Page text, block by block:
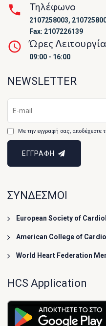
Τηλέφωνο
2107258003,
Fax: 2107226139
Ώρες
09:00 - 16:00
NEWSLETTER
Με την εγγραφή σας, αποδέχεστε
ΕΓΓΡΑΦΗ
ΣΥΝΔΕΣΜΟΙ
European Society of
American College of
World Heart Federation
HCS Application